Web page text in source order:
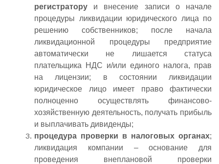
регистратору и внесение записи о начале
процедуры ликвидации юридического лица по
решению собственников; после начала
ликвидационной процедуры предприятие
автоматически не лишается статуса
плательщика НДС и/или единого налога, прав
на лицензии; в состоянии ликвидации
юридическое лицо имеет право фактически
полноценно осуществлять финансово-
хозяйственную деятельность, получать прибыль
и выплачивать дивиденды;
процедура проверки в налоговых органах;
ликвидация компании – основание для
проведения внеплановой проверки